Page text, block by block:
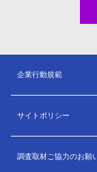
企業行動規範
サイトポリシー
調査取材ご協力のお願